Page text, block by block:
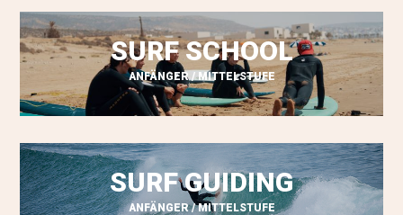
SURF SCHOOL
ANFÄNGER / MITTELSTUFE
SURF GUIDING
ANFÄNGER / MITTELSTUFE